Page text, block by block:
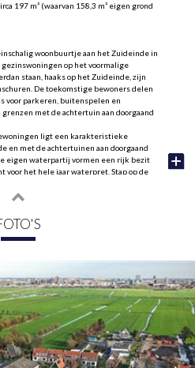
197 m² (waarvan 158,3 m² eigen grond
woonbuurtje aan het Zuideinde in
op het voormalige
staan, haaks op het Zuideinde, zijn
De toekomstige bewoners delen
voor parkeren, buitenspelen en
met de achtertuin aan doorgaand
ligt een karakteristieke
en met de achtertuinen aan doorgaand
eigen waterpartij vormen een rijk bezit
voor het hele jaar waterpret. Stap op de
m² eigen grond, aangevuld met een
royale lichtinval van drie kanten zal velen
vrijwel kamerhoge raampartijen in de
Herkenbaar en eigenzinnig
ingedeeld, met naast de entree een
met technische ruimte. Op de begane
en halfopen keuken in elkaar
voorzijde en wordt casco opgeleverd,
kunt inrichten. In de keuken is een